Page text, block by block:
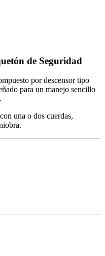
de Seguridad
por descensor tipo
para un manejo sencillo
una o dos cuerdas,